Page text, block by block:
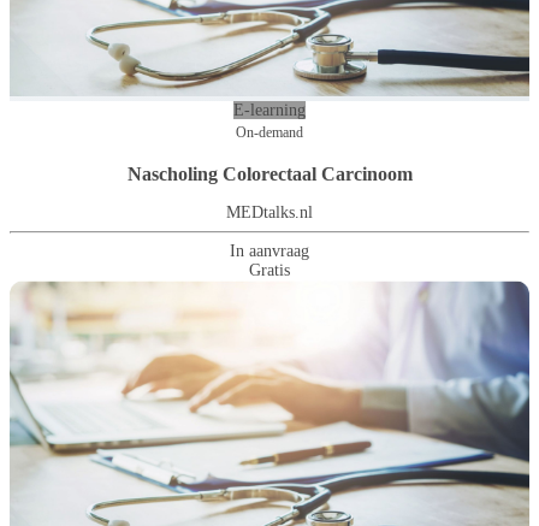
E-learning
On-demand
Nascholing Colorectaal Carcinoom
MEDtalks.nl
In aanvraag
Gratis